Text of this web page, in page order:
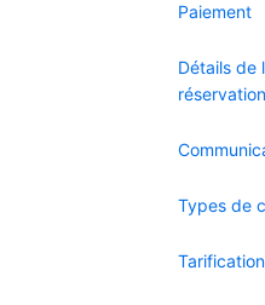
Paiement
Détails de
réservation
Types de
Tarification